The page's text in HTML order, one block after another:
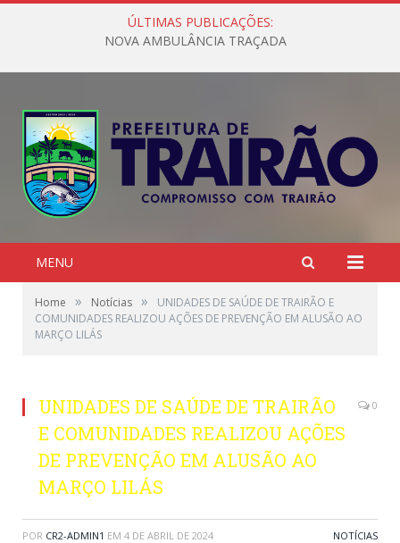
ÚLTIMAS PUBLICAÇÕES:
NOVA AMBULÂNCIA TRAÇADA
MENU
Home » Notícias »
UNIDADES DE SAÚDE DE TRAIRÃO E
COMUNIDADES REALIZOU AÇÕES DE PREVENÇÃO EM ALUSÃO AO
MARÇO LILÁS
UNIDADES DE SAÚDE DE TRAIRÃO
E COMUNIDADES REALIZOU AÇÕES
DE PREVENÇÃO EM ALUSÃO AO
MARÇO LILÁS
0
POR CR2-ADMIN1 EM 4 DE ABRIL DE 2024 NOTÍCIAS